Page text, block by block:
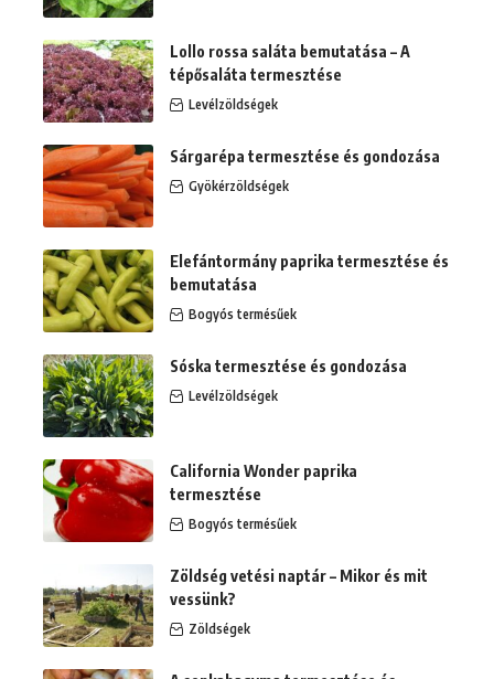
Lollo rossa saláta bemutatása – A
tépősaláta termesztése
Levélzöldségek
Sárgarépa termesztése és gondozása
Gyökérzöldségek
Elefántormány paprika termesztése és
bemutatása
Bogyós termésűek
Sóska termesztése és gondozása
Levélzöldségek
California Wonder paprika
termesztése
Bogyós termésűek
Zöldség vetési naptár – Mikor és mit
vessünk?
Zöldségek